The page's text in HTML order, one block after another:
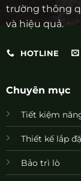
trường thông
và hiệu quả.
HOTLINE
Chuyên mục
Tiết kiệm
Thiết kế lắp
Bảo trì lò